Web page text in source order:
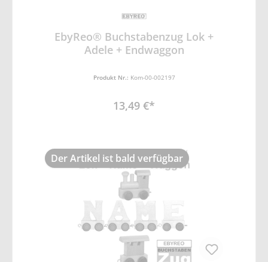
EbyReo® Buchstabenzug Lok +
Adele + Endwaggon
Produkt Nr.: Kom-00-002197
13,49 €*
Der Artikel ist bald verfügbar